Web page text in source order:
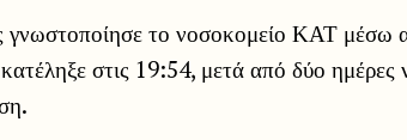
γνωστοποίησε το νοσοκομείο ΚΑΤ μέσω
στις 19:54, μετά από δύο ημέρες